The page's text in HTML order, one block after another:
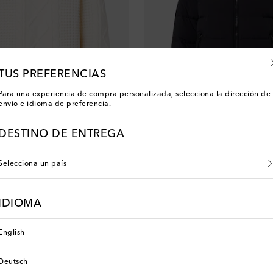
lana
Chaqueta de esquí de plumas
PREFERENCIAS
Para una experiencia de compra personalizada, selecciona la dirección de
e idioma de preferencia.
DESTINO DE ENTREGA
un país
IDIOMA
English
Deutsch